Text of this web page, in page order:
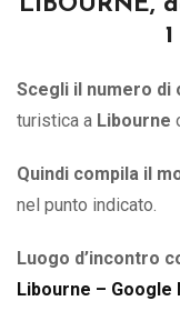
LIBOURNE,
Scegli il numero di
turistica a Libourne
Quindi compila il
nel punto indicato.
Luogo d’incontro
Libourne – Google